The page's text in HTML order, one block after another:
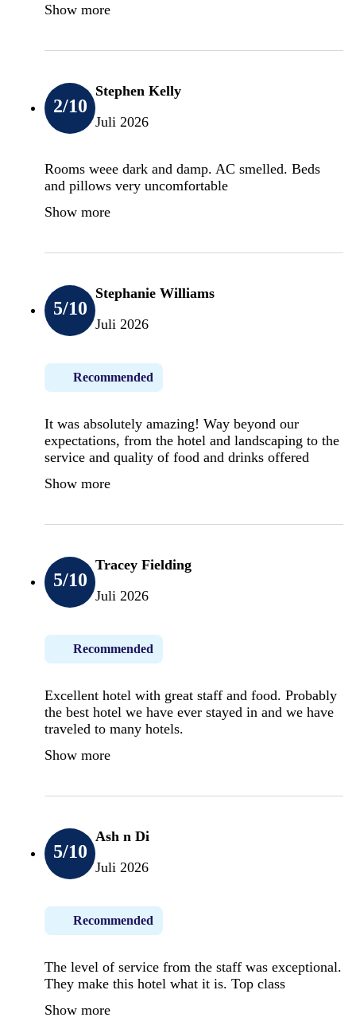
Show more
2/10
Stephen Kelly
Juli 2026
Rooms weee dark and damp. AC smelled. Beds
and pillows very uncomfortable
Show more
5/10
Stephanie Williams
Juli 2026
Recommended
It was absolutely amazing! Way beyond our
expectations, from the hotel and landscaping to the
service and quality of food and drinks offered
Show more
5/10
Tracey Fielding
Juli 2026
Recommended
Excellent hotel with great staff and food. Probably
the best hotel we have ever stayed in and we have
traveled to many hotels.
Show more
5/10
Ash n Di
Juli 2026
Recommended
The level of service from the staff was exceptional.
They make this hotel what it is. Top class
Show more